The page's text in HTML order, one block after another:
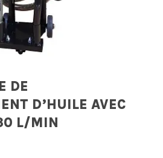
DE
D’HUILE AVEC
L/MIN